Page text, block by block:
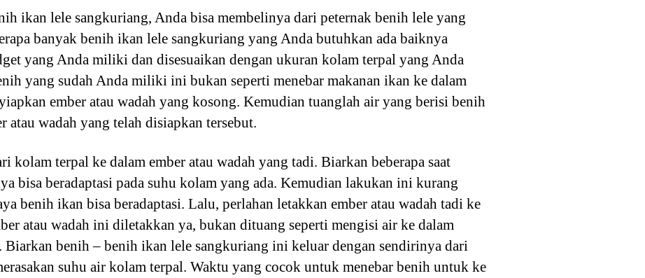
ikan lele sangkuriang, Anda bisa membelinya dari peternak benih lele yang
banyak benih ikan lele sangkuriang yang Anda butuhkan ada baiknya
yang Anda miliki dan disesuaikan dengan ukuran kolam terpal yang Anda
yang sudah Anda miliki ini bukan seperti menebar makanan ikan ke dalam
ember atau wadah yang kosong. Kemudian tuanglah air yang berisi benih
atau wadah yang telah disiapkan tersebut.
kolam terpal ke dalam ember atau wadah yang tadi. Biarkan beberapa saat
bisa beradaptasi pada suhu kolam yang ada. Kemudian lakukan ini kurang
benih ikan bisa beradaptasi. Lalu, perlahan letakkan ember atau wadah tadi ke
atau wadah ini diletakkan ya, bukan dituang seperti mengisi air ke dalam
Biarkan benih – benih ikan lele sangkuriang ini keluar dengan sendirinya dari
suhu air kolam terpal. Waktu yang cocok untuk menebar benih untuk ke